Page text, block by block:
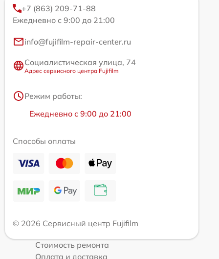
+7 (863) 209-71-88
Ежедневно с 9:00 до 21:00
info@fujifilm-repair-center.ru
Социалистическая улица, 74
Адрес сервисного центра Fujifilm
Режим работы:
Ежедневно с 9:00 до 21:00
Способы оплаты
© 2026 Сервисный центр Fujifilm
Стоимость ремонта
Оплата и доставка